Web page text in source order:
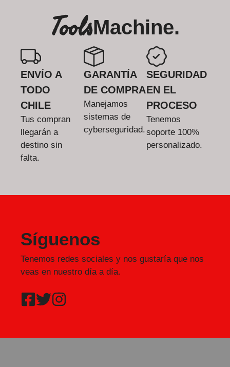
ToolsMachine.
ENVÍO A
TODO
CHILE
Tus compran
llegarán a
destino sin
falta.
GARANTÍA
DE COMPRA
Manejamos
sistemas de
cyberseguridad.
SEGURIDAD
EN EL
PROCESO
Tenemos
soporte 100%
personalizado.
Síguenos
Tenemos redes sociales y nos gustaría que nos
veas en nuestro día a día.